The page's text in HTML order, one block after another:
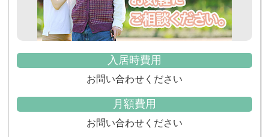
入居時費用
お問い合わせください
月額費用
お問い合わせください